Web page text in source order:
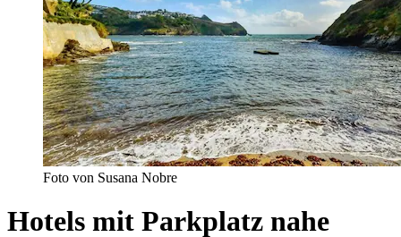
Foto von Susana Nobre
Hotels mit Parkplatz nahe